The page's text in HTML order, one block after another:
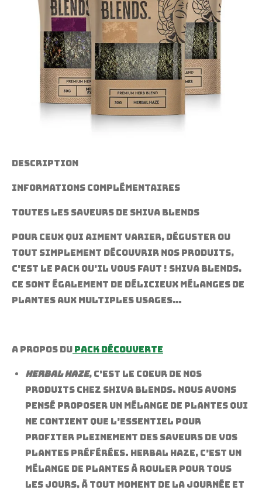
DESCRIPTION
INFORMATIONS COMPLÉMENTAIRES
Toutes les saveurs de Shiva Blends
Pour ceux qui aiment varier, déguster ou
tout simplement découvrir nos produits,
c’est le Pack qu’il vous faut ! Shiva Blends,
ce sont également de délicieux mélanges de
plantes aux multiples usages…
A propos du Pack Découverte
Herbal Haze, c’est le coeur de nos
produits chez Shiva Blends. Nous avons
pensé proposer un mélange de plantes qui
ne contient que l’essentiel pour
profiter pleinement des saveurs de vos
plantes préférées. Herbal Haze, c’est un
mélange de plantes à rouler pour tous
les jours, à tout moment de la journée et